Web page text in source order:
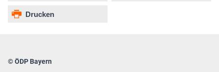
Drucken
© ÖDP Bayern